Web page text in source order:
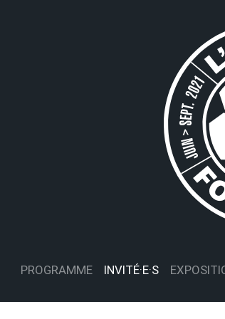
PROGRAMME INVITÉ·E·S